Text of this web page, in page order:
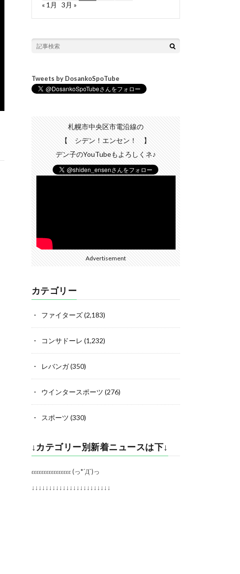
« 1月
3月 »
Tweets by DosankoSpoTube
札幌市中央区市電沿線の
【 シデン！エンセン！ 】
デン子のYouTubeもよろしくネ♪
Advertisement
カテゴリー
ファイターズ(2,183)
コンサドーレ (1,232)
レバンガ(350)
ウインタースポーツ (276)
スポーツ (330)
↓カテゴリー別新着ニュースは下↓
εεεεεεεεεεεεεεεε (っ*´Д`)っ
↓↓↓↓↓↓↓↓↓↓↓↓↓↓↓↓↓↓↓↓↓↓↓